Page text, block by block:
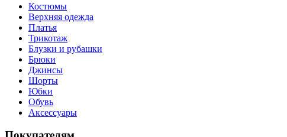
Костюмы
Верхняя одежда
Платья
Трикотаж
Блузки и рубашки
Брюки
Джинсы
Шорты
Юбки
Обувь
Аксессуары